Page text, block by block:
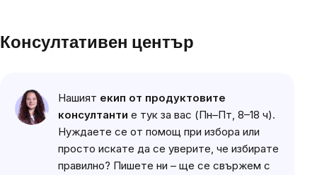
Консултативен център
Нашият екип от продуктовите
консултанти е тук за вас (Пн–Пт, 8–18 ч).
Нуждаете се от помощ при избора или
просто искате да се уверите, че избирате
правилно? Пишете ни – ще се свържем с